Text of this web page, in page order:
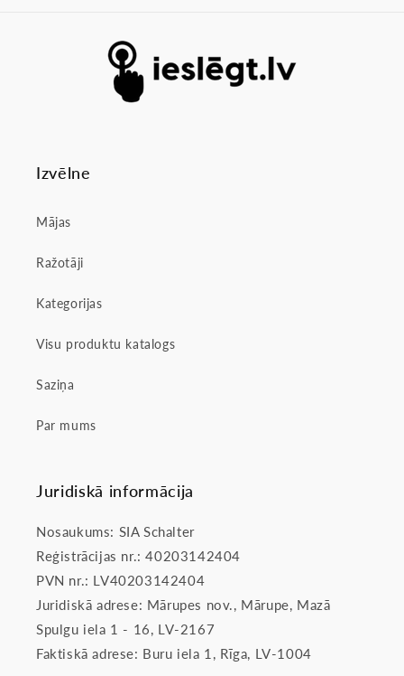
Izvēlne
Mājas
Ražotāji
Kategorijas
Visu produktu katalogs
Saziņa
Par mums
Juridiskā informācija
Nosaukums: SIA Schalter
Reģistrācijas nr.: 40203142404
PVN nr.: LV40203142404
Juridiskā adrese: Mārupes nov., Mārupe, Mazā
Spulgu iela 1 - 16, LV-2167
Faktiskā adrese: Buru iela 1, Rīga, LV-1004